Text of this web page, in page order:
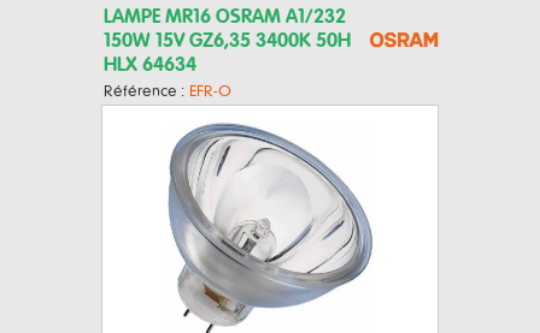
LAMPE MR16 OSRAM A1/232
150W 15V GZ6,35 3400K 50H
HLX 64634
Référence : EFR-O